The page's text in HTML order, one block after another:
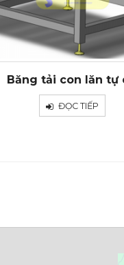
Băng tải con lăn tự
ĐỌC TIẾP